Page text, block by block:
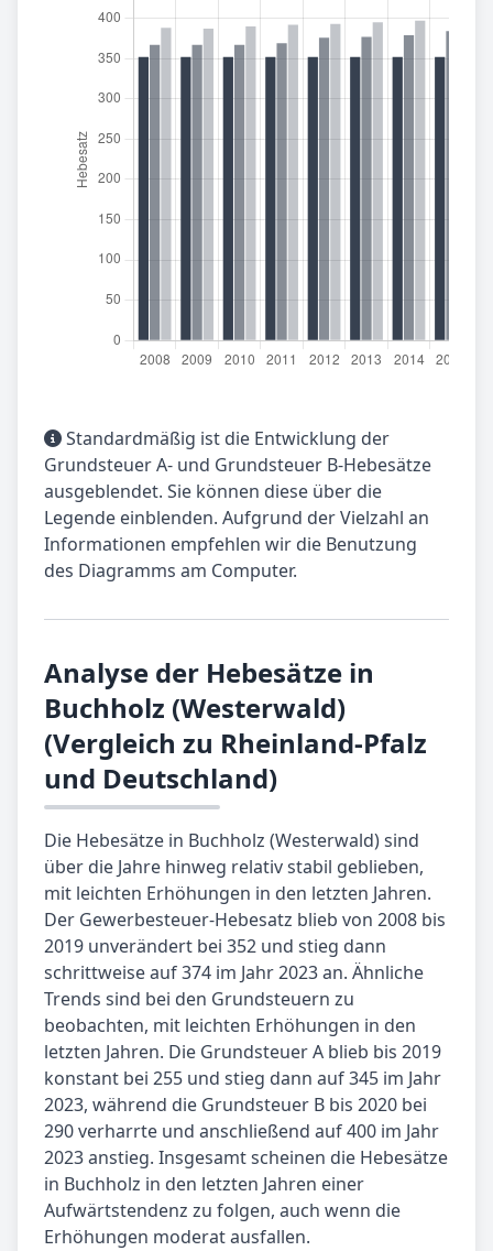
Standardmäßig ist die Entwicklung der
Grundsteuer A- und Grundsteuer B-Hebesätze
ausgeblendet. Sie können diese über die
Legende einblenden. Aufgrund der Vielzahl an
Informationen empfehlen wir die Benutzung
des Diagramms am Computer.
Analyse der Hebesätze in
Buchholz (Westerwald)
(Vergleich zu Rheinland-Pfalz
und Deutschland)
Die Hebesätze in Buchholz (Westerwald) sind
über die Jahre hinweg relativ stabil geblieben,
mit leichten Erhöhungen in den letzten Jahren.
Der Gewerbesteuer-Hebesatz blieb von 2008 bis
2019 unverändert bei 352 und stieg dann
schrittweise auf 374 im Jahr 2023 an. Ähnliche
Trends sind bei den Grundsteuern zu
beobachten, mit leichten Erhöhungen in den
letzten Jahren. Die Grundsteuer A blieb bis 2019
konstant bei 255 und stieg dann auf 345 im Jahr
2023, während die Grundsteuer B bis 2020 bei
290 verharrte und anschließend auf 400 im Jahr
2023 anstieg. Insgesamt scheinen die Hebesätze
in Buchholz in den letzten Jahren einer
Aufwärtstendenz zu folgen, auch wenn die
Erhöhungen moderat ausfallen.